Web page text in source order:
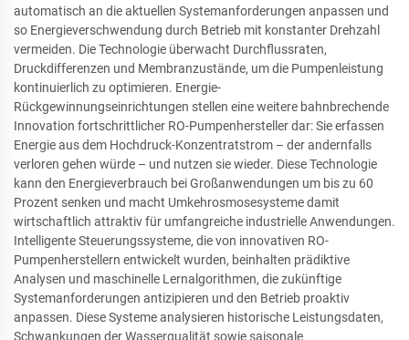
automatisch an die aktuellen Systemanforderungen anpassen und
so Energieverschwendung durch Betrieb mit konstanter Drehzahl
vermeiden. Die Technologie überwacht Durchflussraten,
Druckdifferenzen und Membranzustände, um die Pumpenleistung
kontinuierlich zu optimieren. Energie-
Rückgewinnungseinrichtungen stellen eine weitere bahnbrechende
Innovation fortschrittlicher RO-Pumpenhersteller dar: Sie erfassen
Energie aus dem Hochdruck-Konzentratstrom – der andernfalls
verloren gehen würde – und nutzen sie wieder. Diese Technologie
kann den Energieverbrauch bei Großanwendungen um bis zu 60
Prozent senken und macht Umkehrosmosesysteme damit
wirtschaftlich attraktiv für umfangreiche industrielle Anwendungen.
Intelligente Steuerungssysteme, die von innovativen RO-
Pumpenherstellern entwickelt wurden, beinhalten prädiktive
Analysen und maschinelle Lernalgorithmen, die zukünftige
Systemanforderungen antizipieren und den Betrieb proaktiv
anpassen. Diese Systeme analysieren historische Leistungsdaten,
Schwankungen der Wasserqualität sowie saisonale